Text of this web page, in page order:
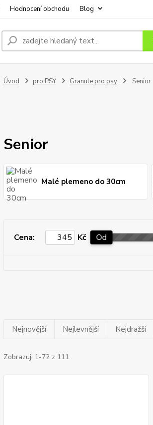
Hodnocení obchodu Blog
Úvod pro PSY Granule pro psy Senior
Senior
Malé plemeno do 30cm
Cena: Kč Od
Nejnovější Nejlevnější Nejdražší
Zobrazuji 1-72 z 111